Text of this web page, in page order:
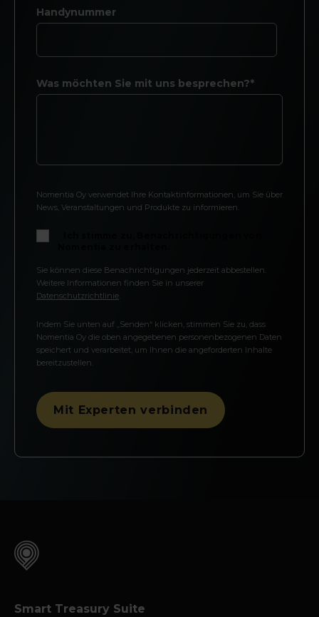
Handynummer
Was möchten Sie mit uns besprechen?*
Nomentia Oy verwendet Ihre Kontaktinformationen, um Sie über
News, Veranstaltungen und Produkte zu informieren.
Sie können diese Benachrichtigungen jederzeit abbestellen.
Weitere Informationen finden Sie in unserer
Datenschutzrichtlinie
Indem Sie unten auf „Senden“ klicken, stimmen Sie zu, dass
Nomentia Oy die oben angegebenen personenbezogenen Daten
speichert und verarbeitet, um Ihnen die angeforderten Inhalte
bereitzustellen.
Smart Treasury Suite